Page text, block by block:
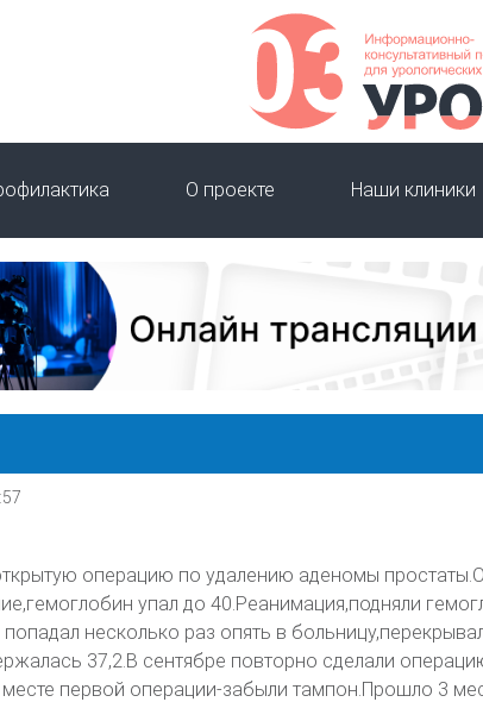
О проекте Наши клиники
операцию по удалению аденомы
упал до 40.Реанимация,подняли
несколько раз опять в
37,2.В сентябре повторно сделали
первой операции-забыли тампон.Прошло 3